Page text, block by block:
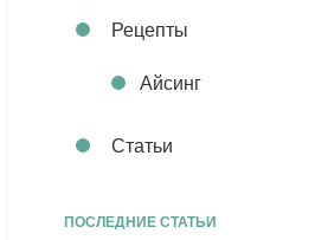
Рецепты
Айсинг
Статьи
ПОСЛЕДНИЕ СТАТЬИ